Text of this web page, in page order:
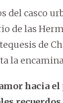
del casco
de las
de
la
hacia